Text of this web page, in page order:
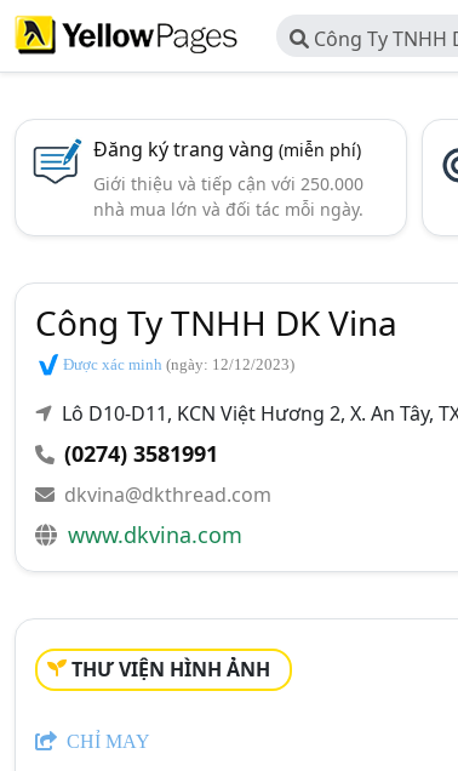
Công Ty TNHH
Đăng ký trang vàng (miễn phí)
Giới thiệu và tiếp cận với 250.000
nhà mua lớn và đối tác mỗi ngày.
Công Ty TNHH DK Vina
Được xác minh (ngày: 12/12/2023)
Lô D10-D11, KCN Việt Hương 2, X. An Tây,
(0274) 3581991
dkvina@dkthread.com
www.dkvina.com
THƯ VIỆN HÌNH ẢNH
CHỈ MAY